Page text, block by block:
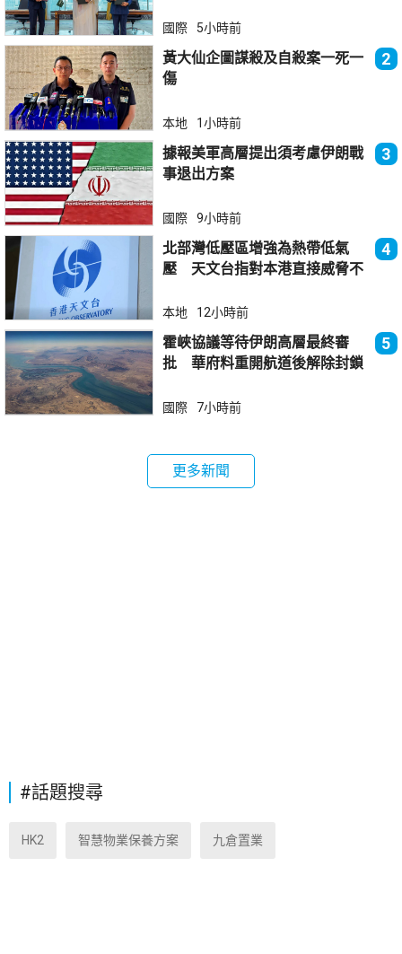
國際 5小時前
黃大仙企圖謀殺及自殺案一死一
傷
2
本地 1小時前
據報美軍高層提出須考慮伊朗戰
事退出方案
3
國際 9小時前
北部灣低壓區增強為熱帶低氣
壓 天文台指對本港直接威脅不
4
本地 12小時前
霍峽協議等待伊朗高層最終審
批 華府料重開航道後解除封鎖
5
國際 7小時前
更多新聞
#話題搜尋
HK2 智慧物業保養方案 九倉置業